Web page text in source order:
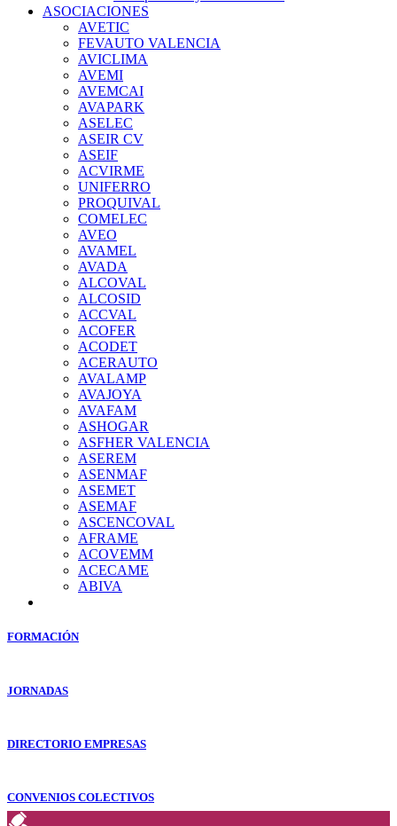
ASOCIACIONES
AVETIC
FEVAUTO VALENCIA
AVICLIMA
AVEMI
AVEMCAI
AVAPARK
ASELEC
ASEIR CV
ASEIF
ACVIRME
UNIFERRO
PROQUIVAL
COMELEC
AVEO
AVAMEL
AVADA
ALCOVAL
ALCOSID
ACCVAL
ACOFER
ACODET
ACERAUTO
AVALAMP
AVAJOYA
AVAFAM
ASHOGAR
ASFHER VALENCIA
ASEREM
ASENMAF
ASEMET
ASEMAF
ASCENCOVAL
AFRAME
ACOVEMM
ACECAME
ABIVA
FORMACIÓN
JORNADAS
DIRECTORIO EMPRESAS
CONVENIOS COLECTIVOS